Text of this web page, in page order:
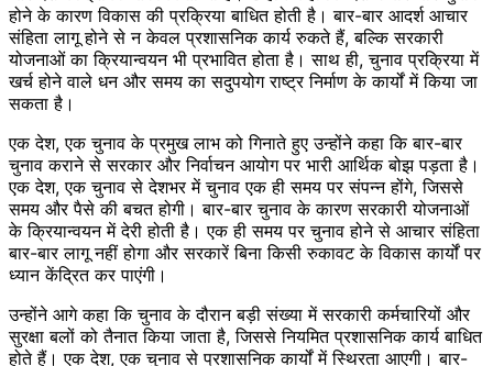
होने के कारण विकास की प्रक्रिया बाधित होती है। बार-बार आदर्श आचार
संहिता लागू होने से न केवल प्रशासनिक कार्य रुकते हैं, बल्कि सरकारी
योजनाओं का क्रियान्वयन भी प्रभावित होता है। साथ ही, चुनाव प्रक्रिया में
खर्च होने वाले धन और समय का सदुपयोग राष्ट्र निर्माण के कार्यों में किया जा
सकता है।
एक देश, एक चुनाव के प्रमुख लाभ को गिनाते हुए उन्होंने कहा कि बार-बार
चुनाव कराने से सरकार और निर्वाचन आयोग पर भारी आर्थिक बोझ पड़ता है।
एक देश, एक चुनाव से देशभर में चुनाव एक ही समय पर संपन्न होंगे, जिससे
समय और पैसे की बचत होगी। बार-बार चुनाव के कारण सरकारी योजनाओं
के क्रियान्वयन में देरी होती है। एक ही समय पर चुनाव होने से आचार संहिता
बार-बार लागू नहीं होगा और सरकारें बिना किसी रुकावट के विकास कार्यों पर
ध्यान केंद्रित कर पाएंगी।
उन्होंने आगे कहा कि चुनाव के दौरान बड़ी संख्या में सरकारी कर्मचारियों और
सुरक्षा बलों को तैनात किया जाता है, जिससे नियमित प्रशासनिक कार्य बाधित
होते हैं। एक देश, एक चुनाव से प्रशासनिक कार्यों में स्थिरता आएगी। बार-